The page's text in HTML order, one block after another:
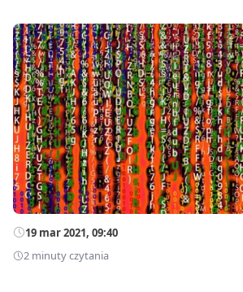
19 mar 2021, 09:40
2 minuty czytania